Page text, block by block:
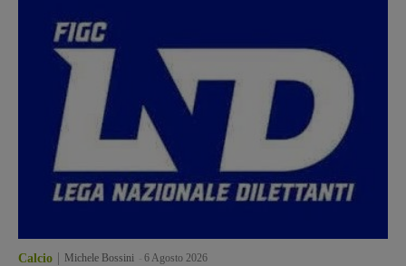
Calcio Michele Bossini 6 Agosto 2026